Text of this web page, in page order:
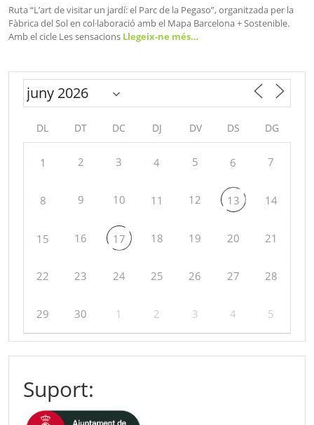
Ruta “L’art de visitar un jardí: el Parc de la Pegaso”, organitzada per la
Fàbrica del Sol en col·laboració amb el Mapa Barcelona + Sostenible.
Amb el cicle Les sensacions Llegeix-ne més…
DL DT DC DJ DV DS DG
1 2 3 4 5 6 7
8 9 10 11 12 13 14
15 16 17 18 19 20 21
22 23 24 25 26 27 28
29 30 1 2 3 4 5
Suport: